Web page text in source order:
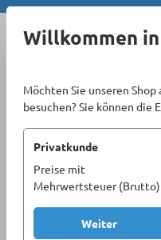
Zum Hauptinhalt springen
Willkommen
Möchten Sie unseren
besuchen? Sie können die
Privatkunde
Preise mit
Mehrwertsteuer (Brutto)
Weiter
Sortiment
Sicherheitstechnik &